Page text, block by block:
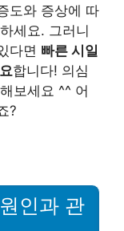
도와 증상에 따
세요. 그러니
다면 빠른 시일
합니다! 의심
보세요 ^^ 어
?
인과 관